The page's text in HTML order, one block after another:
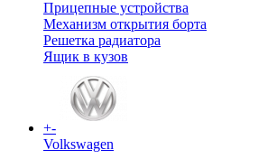
Прицепные устройства
Механизм открытия борта
Решетка радиатора
Ящик в кузов
+-
Volkswagen